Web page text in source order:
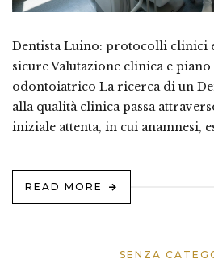
Dentista Luino: protocolli clinici
sicure Valutazione clinica e
odontoiatrico La ricerca di un
alla qualità clinica passa
iniziale attenta, in cui anamnesi,
READ MORE
SENZA